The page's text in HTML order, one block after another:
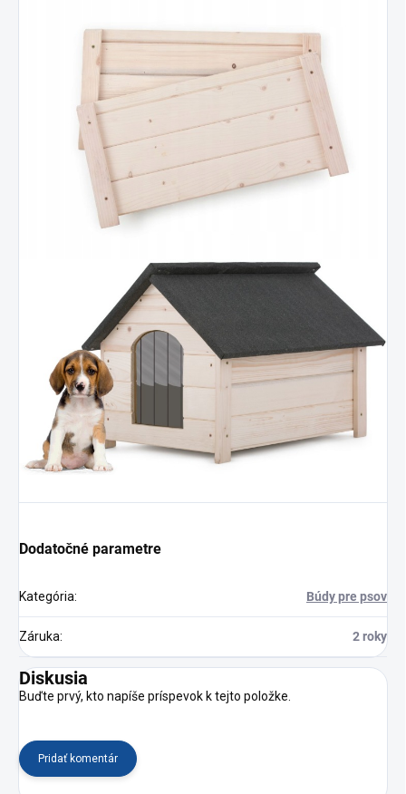
Dodatočné parametre
Kategória: Búdy pre psov
Záruka: 2 roky
Diskusia
Buďte prvý, kto napíše príspevok k tejto položke.
Pridať komentár